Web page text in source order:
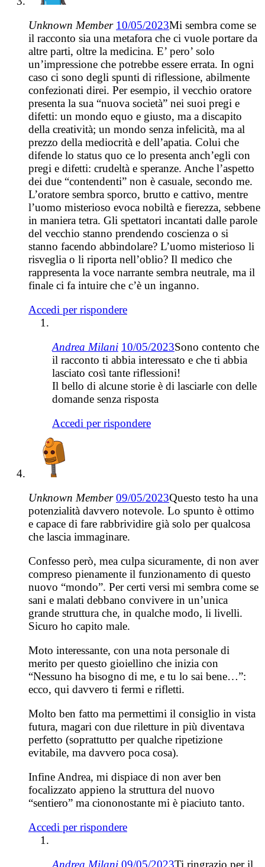
Unknown Member 10/05/2023Mi sembra come se
il racconto sia una metafora che ci vuole portare da
altre parti, oltre la medicina. E’ pero’ solo
un’impressione che potrebbe essere errata. In ogni
caso ci sono degli spunti di riflessione, abilmente
confezionati direi. Per esempio, il vecchio oratore
presenta la sua “nuova società” nei suoi pregi e
difetti: un mondo equo e giusto, ma a discapito
della creatività; un mondo senza infelicità, ma al
prezzo della mediocrità e dell’apatia. Colui che
difende lo status quo ce lo presenta anch’egli con
pregi e difetti: crudeltà e speranze. Anche l’aspetto
dei due “contendenti” non è casuale, secondo me.
L’oratore sembra sporco, brutto e cattivo, mentre
l’uomo misterioso evoca nobiltà e fierezza, sebbene
in maniera tetra. Gli spettatori incantati dalle parole
del vecchio stanno prendendo coscienza o si
stanno facendo abbindolare? L’uomo misterioso li
risveglia o li riporta nell’oblio? Il medico che
rappresenta la voce narrante sembra neutrale, ma il
finale ci fa intuire che c’è un inganno.
Accedi per rispondere
Andrea Milani 10/05/2023Sono contento che
il racconto ti abbia interessato e che ti abbia
lasciato così tante riflessioni!
Il bello di alcune storie è di lasciarle con delle
domande senza risposta
Accedi per rispondere
Unknown Member 09/05/2023Questo testo ha una
potenzialità davvero notevole. Lo spunto è ottimo
e capace di fare rabbrividire già solo per qualcosa
che lascia immaginare.
Confesso però, mea culpa sicuramente, di non aver
compreso pienamente il funzionamento di questo
nuovo “mondo”. Per certi versi mi sembra come se
sani e malati debbano convivere in un’unica
grande struttura che, in qualche modo, li livelli.
Sicuro ho capito male.
Moto interessante, con una nota personale di
merito per questo gioiellino che inizia con
“Nessuno ha bisogno di me, e tu lo sai bene…”:
ecco, qui davvero ti fermi e rifletti.
Molto ben fatto ma permettimi il consiglio in vista
futura, magari con due riletture in più diventava
perfetto (soprattutto per qualche ripetizione
evitabile, ma davvero poca cosa).
Infine Andrea, mi dispiace di non aver ben
focalizzato appieno la struttura del nuovo
“sentiero” ma ciononostante mi è piaciuto tanto.
Accedi per rispondere